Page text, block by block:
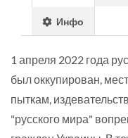
Инфо
1 апреля 2022 года
был оккупирован,
пыткам,
"русского мира"